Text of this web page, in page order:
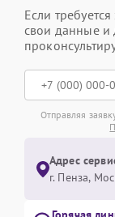
Если
свои данные и
Отправляя
Адрес
г. Пенза,